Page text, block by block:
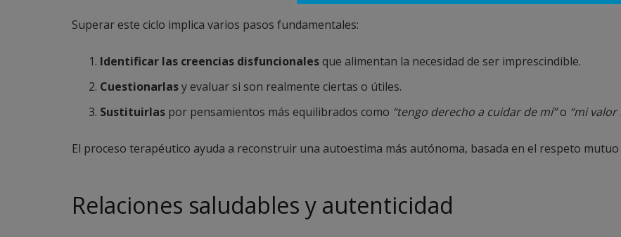
Superar este ciclo implica varios pasos fundamentales:
Identificar las creencias disfuncionalesque alimentan la necesidad de ser imprescindible.
Cuestionarlasy evaluar si son realmente ciertas o útiles.
Sustituirlas por pensamientos más equilibrados como “tengo derecho a cuidar de mí”o “mi
El proceso terapéutico ayuda a reconstruir una autoestima más autónoma, basada en el respeto
Relaciones saludables y autenticidad